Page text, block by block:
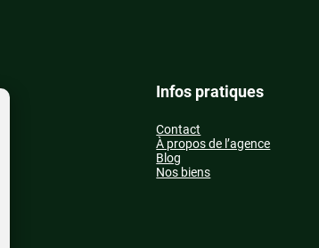
Infos pratiques
Contact
À propos de l’agence
Blog
Nos biens